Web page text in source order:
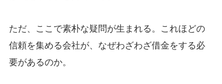
ただ、ここで素朴な疑問が生まれる。これほどの
信頼を集める会社が、なぜわざわざ借金をする必
要があるのか。